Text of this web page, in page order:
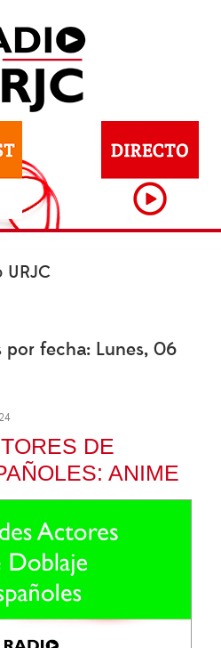
por fecha: Lunes, 06
DE
ANIME